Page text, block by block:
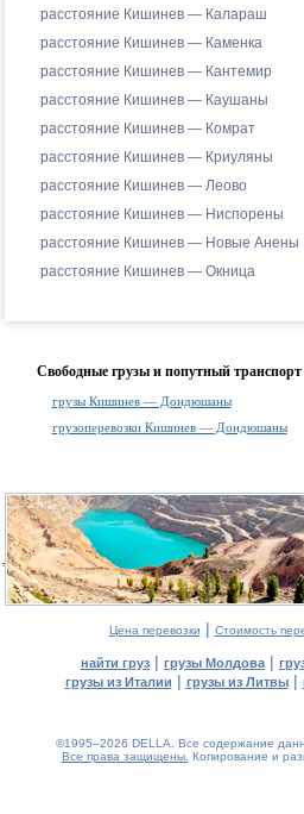
расстояние Кишинев — Калараш
расстояние Кишинев — Каменка
расстояние Кишинев — Кантемир
расстояние Кишинев — Каушаны
расстояние Кишинев — Комрат
расстояние Кишинев — Криуляны
расстояние Кишинев — Леово
расстояние Кишинев — Ниспорены
расстояние Кишинев — Новые Анены
расстояние Кишинев — Окница
Свободные грузы и попутный транспорт
грузы Кишинев — Дондюшаны
грузоперевозки Кишинев — Дондюшаны
Цена перевозки | Стоимость
найти груз | грузы Молдова |
грузы из Италии | грузы из Литвы|
©1995–2026 DELLA. Все содержание
Все права защищены. Копирование и